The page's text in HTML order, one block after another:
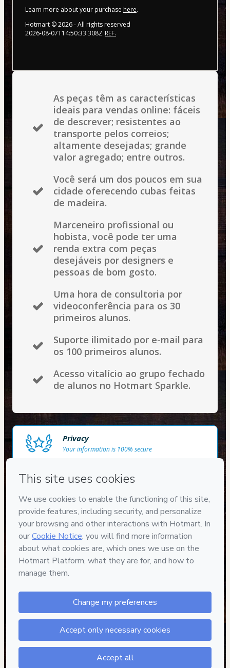
Learn more about your purchase here.
Hotmart ©2026- All rights reserved
2026-08-07T14:50:33.308Z REF.
As peças têm as características
ideais para vendas online: fáceis
de descrever; resistentes ao
transporte pelos correios;
altamente desejadas; grande
valor agregado; entre outros.
Você será um dos poucos em sua
cidade oferecendo cubas feitas
de madeira.
Marceneiro profissional ou
hobista, você pode ter uma
renda extra com peças
desejáveis por designers e
pessoas de bom gosto.
Uma hora de consultoria por
videoconferência para os 30
primeiros alunos.
Suporte ilimitado por e-mail para
os 100 primeiros alunos.
Acesso vitalício ao grupo fechado
de alunos no Hotmart Sparkle.
Privacy
Your information is 100% secure
Safe purchase
Secure and authenticated environment
Approved content
100% reviewed and approved
"Ótimo curso, sigo o
Adilson no Youtube e
agora faço o curso e não
me decepcionei."